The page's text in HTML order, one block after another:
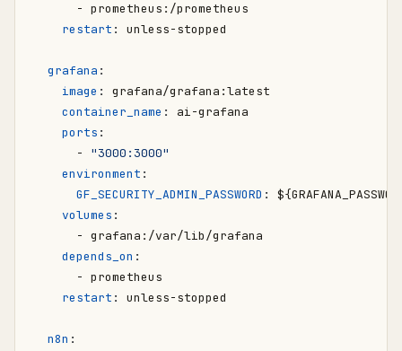
- prometheus:/prometheus
restart : unless-stopped
grafana :
image :
grafana/grafana:latest
container_name :
ai-grafana
ports :
- "3000:3000"
environment :
GF_SECURITY_ADMIN_PASSWORD :
volumes :
- grafana:/var/lib/grafana
depends_on :
- prometheus
restart : unless-stopped
n8n :